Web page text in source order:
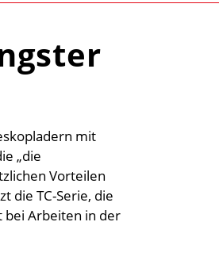
mit
„die
Vorteilen
die TC-Serie, die
bei Arbeiten in der